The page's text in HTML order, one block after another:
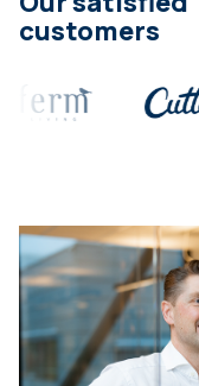
customers